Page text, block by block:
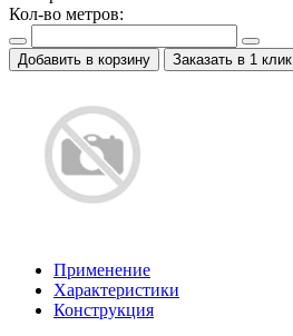
Кол-во метров:
Добавить в корзину Заказать в 1 клик
Применение
Характеристики
Конструкция